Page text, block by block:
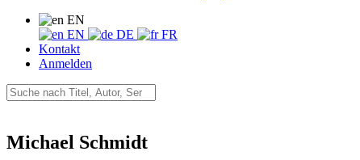
EN
EN
DE
FR
Kontakt
Anmelden
Michael Schmidt